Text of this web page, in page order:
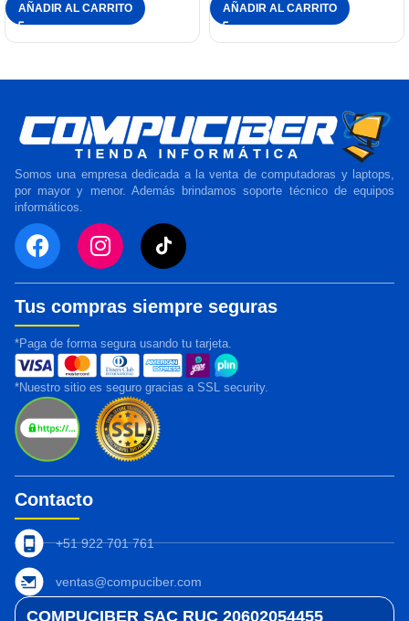
AÑADIR AL CARRITO AÑADIR AL CARRITO
Somos una empresa dedicada a la venta de computadoras y laptops,
por mayor y menor. Además brindamos soporte técnico de equipos
informáticos.
Tus compras siempre seguras
*Paga de forma segura usando tu tarjeta.
*Nuestro sitio es seguro gracias a SSL security.
Contacto
+51 922 701 761
ventas@compuciber.com
COMPUCIBER SAC RUC 20602054455